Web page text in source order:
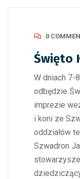
0
Święto
W dniach 7-
odbędzie
imprezie
i koni ze
oddziałów
Szwadron